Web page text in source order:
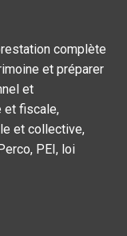
complète
et préparer
et
et fiscale,
et collective,
PEI, loi